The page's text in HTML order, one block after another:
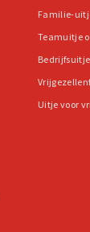
Familie-
Teamuitje
Uitje voor